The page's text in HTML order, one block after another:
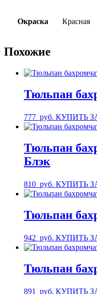
Окраска Красная
Похожие
Тюльпан
777 руб. КУПИТЬ
Тюльпан
Блэк
810 руб. КУПИТЬ
Тюльпан
942 руб. КУПИТЬ
Тюльпан
891 руб. КУПИТЬ